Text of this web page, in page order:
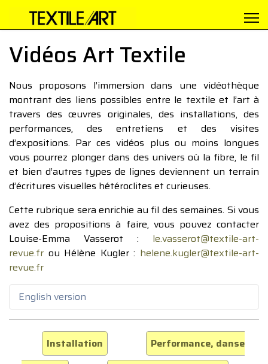
Vidéos Art Textile
Nous proposons l’immersion dans une vidéothèque
montrant des liens possibles entre le textile et l’art à
travers des œuvres originales, des installations, des
performances, des entretiens et des visites
d’expositions. Par ces vidéos plus ou moins longues
vous pourrez plonger dans des univers où la fibre, le fil
et bien d’autres types de lignes deviennent un terrain
d’écritures visuelles hétéroclites et curieuses.
Cette rubrique sera enrichie au fil des semaines. Si vous
avez des propositions à faire, vous pouvez contacter
Louise-Emma Vasserot : le.vasserot@textile-art-
revue.fr ou Hélène Kugler : helene.kugler@textile-art-
revue.fr
English version
Installation
Performance, danse